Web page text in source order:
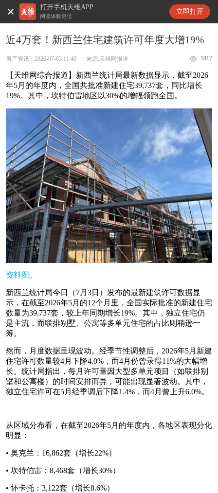
打开手机天维APP
阅读体验更佳
立即打开
天维新闻
近4万套！新西兰住宅建筑许可年度大增19%
房产资讯 2026-07-03 11:40 来源:天维网报道 1817
【天维网综合报道】新西兰统计局最新数据显示，截至2026
年5月的年度内，全国共批准新建住宅39,737套，同比增长
19%。其中，坎特伯雷地区以30%的增幅领跑全国。
资料图。
新西兰统计局今日（7月3日）发布的最新建筑许可数据显
示，在截至2026年5月的12个月里，全国实际批准的新建住宅
数量为39,737套，较上年同期增长19%。其中，独立住宅仍
是主流，而联排别墅、公寓等多单元住宅的占比则稍逊一
筹。
然而，月度数据呈现波动。经季节性调整后，2026年5月新建
住宅许可数量较4月下降4.0%，而4月份曾录得11%的大幅增
长。统计局指出，每月许可量因大型多单元项目（如联排别
墅和公寓楼）的时间安排而异，可能出现显著波动。其中，
独立住宅许可在5月经季调后下降1.4%，而4月曾上升6.0%。
从区域分布看，在截至2026年5月的年度内，各地区表现分化
明显：
• 奥克兰：16,862套（增长22%）
• 坎特伯雷：8,468套（增长30%）
• 怀卡托：3,122套（增长8.6%）